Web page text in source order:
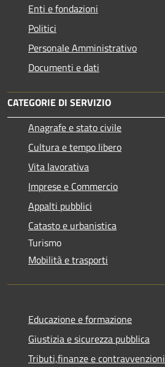
Enti e fondazioni
Politici
Personale Amministrativo
Documenti e dati
CATEGORIE DI SERVIZIO
Anagrafe e stato civile
Cultura e tempo libero
Vita lavorativa
Imprese e Commercio
Appalti pubblici
Catasto e urbanistica
Turismo
Mobilità e trasporti
Educazione e formazione
Giustizia e sicurezza pubblica
Tributi,finanze e contravvenzioni